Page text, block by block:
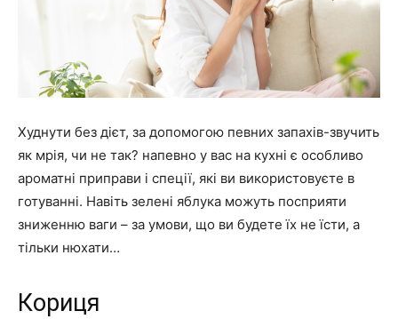
Худнути без дієт, за допомогою певних запахів-звучить
як мрія, чи не так? напевно у вас на кухні є особливо
ароматні приправи і спеції, які ви використовуєте в
готуванні. Навіть зелені яблука можуть посприяти
зниженню ваги – за умови, що ви будете їх не їсти, а
тільки нюхати…
Кориця